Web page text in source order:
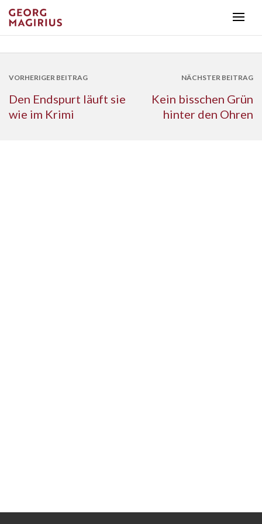
VORHERIGER BEITRAG
Den Endspurt läuft sie
wie im Krimi
NÄCHSTER BEITRAG
Kein bisschen Grün
hinter den Ohren